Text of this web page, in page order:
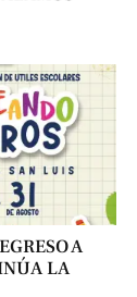
A
LA